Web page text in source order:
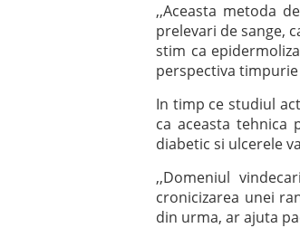
,,Aceasta metoda
prelevari de sange,
stim ca
perspectiva
In timp ce studiul
ca aceasta
diabetic si ulcerele
,,Domeniul
cronicizarea unei
din urma, ar ajuta